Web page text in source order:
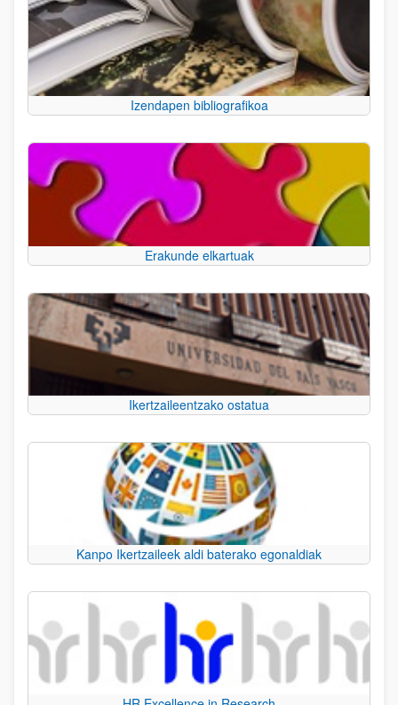
Izendapen bibliografikoa
Erakunde elkartuak
Ikertzaileentzako ostatua
Kanpo Ikertzaileek aldi baterako egonaldiak